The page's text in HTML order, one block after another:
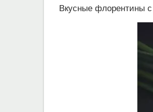
Вкусные флорентины